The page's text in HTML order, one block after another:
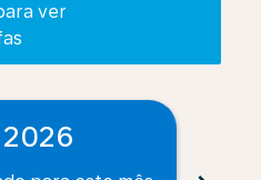
ver